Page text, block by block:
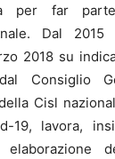
per far
Dal
2018 su
Consiglio
Cisl
19, lavora,
elaborazione